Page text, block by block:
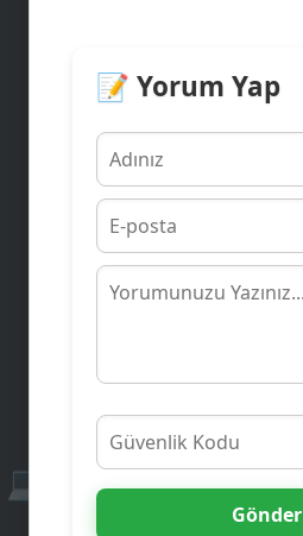
👨‍💻
💻
🥳
📝 Yorum Yap
Gönder